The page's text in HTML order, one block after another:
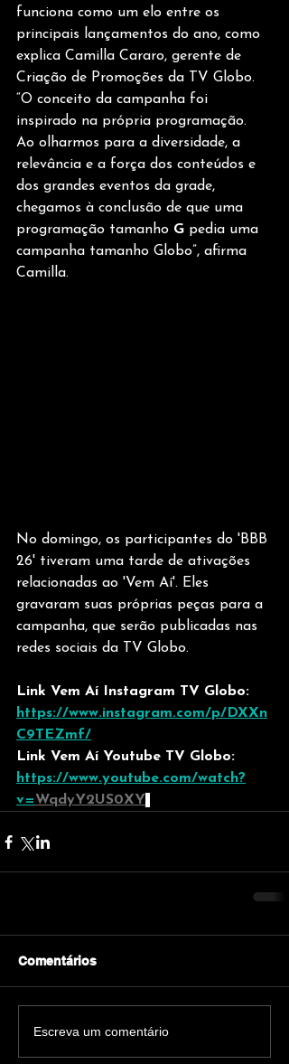
funciona como um elo entre os
principais lançamentos do ano, como
explica Camilla Cararo, gerente de
Criação de Promoções da TV Globo.
“O conceito da campanha foi
inspirado na própria programação.
Ao olharmos para a diversidade, a
relevância e a força dos conteúdos e
dos grandes eventos da grade,
chegamos à conclusão de que uma
programação tamanho G pedia uma
campanha tamanho Globo”, afirma
Camilla.
No domingo, os participantes do 'BBB
26' tiveram uma tarde de ativações
relacionadas ao 'Vem Aí'. Eles
gravaram suas próprias peças para a
campanha, que serão publicadas nas
redes sociais da TV Globo.
Link Vem Aí Instagram TV Globo:
https://www.instagram.com/p/DXXn
C9TEZmf/
Link Vem Aí Youtube TV Globo:
https://www.youtube.com/watch?
v=WqdyY2US0XY
Comentários
Escreva um comentário